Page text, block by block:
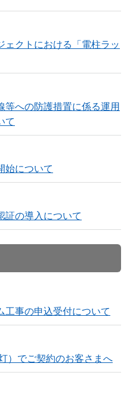
ェクトにおける「電柱ラッ
等への防護措置に係る運用
て
始について
証の導入について
工事の申込受付について
）でご契約のお客さまへ